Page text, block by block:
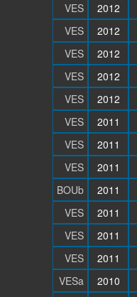
VES
2012
VES
2012
VES
2012
VES
2012
VES
2012
VES
2011
VES
2011
VES
2011
BOUb
2011
VES
2011
VES
2011
VES
2011
VESa
2010